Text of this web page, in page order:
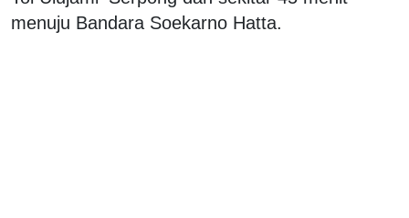
menuju Bandara Soekarno Hatta.